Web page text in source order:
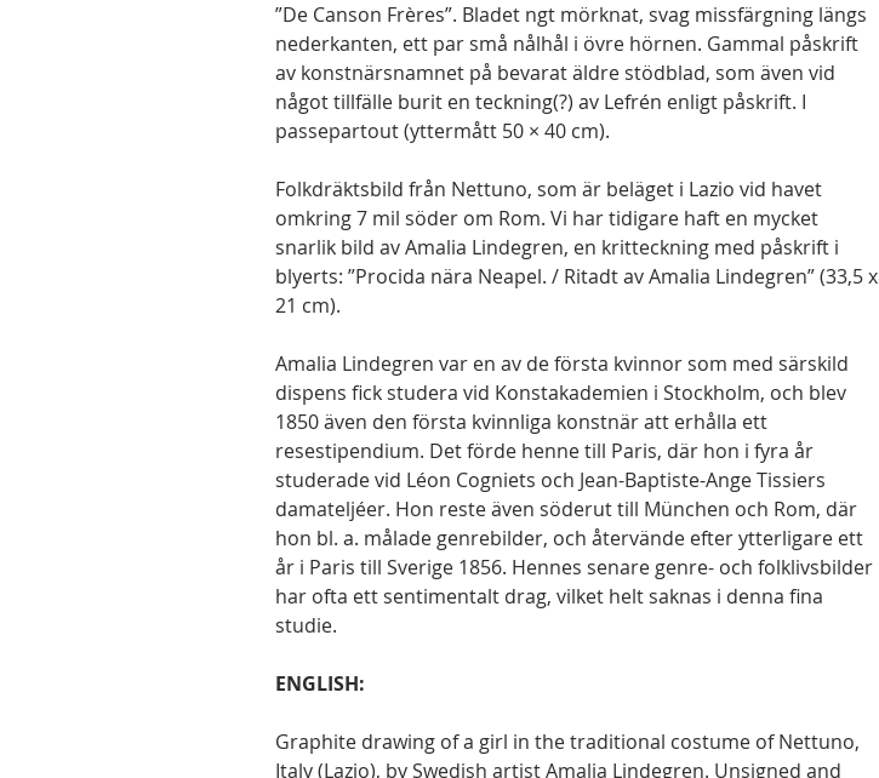
”De Canson Frères”. Bladet ngt mörknat, svag missfärgning längs
nederkanten, ett par små nålhål i övre hörnen. Gammal påskrift
av konstnärsnamnet på bevarat äldre stödblad, som även vid
något tillfälle burit en teckning(?) av Lefrén enligt påskrift. I
passepartout (yttermått 50 × 40 cm).
Folkdräktsbild från Nettuno, som är beläget i Lazio vid havet
omkring 7 mil söder om Rom. Vi har tidigare haft en mycket
snarlik bild av Amalia Lindegren, en kritteckning med påskrift i
blyerts: ”Procida nära Neapel. / Ritadt av Amalia Lindegren” (33,5 x
21 cm).
Amalia Lindegren var en av de första kvinnor som med särskild
dispens fick studera vid Konstakademien i Stockholm, och blev
1850 även den första kvinnliga konstnär att erhålla ett
resestipendium. Det förde henne till Paris, där hon i fyra år
studerade vid Léon Cogniets och Jean-Baptiste-Ange Tissiers
damateljéer. Hon reste även söderut till München och Rom, där
hon bl. a. målade genrebilder, och återvände efter ytterligare ett
år i Paris till Sverige 1856. Hennes senare genre- och folklivsbilder
har ofta ett sentimentalt drag, vilket helt saknas i denna fina
studie.
ENGLISH:
Graphite drawing of a girl in the traditional costume of Nettuno,
Italy (Lazio), by Swedish artist Amalia Lindegren. Unsigned and